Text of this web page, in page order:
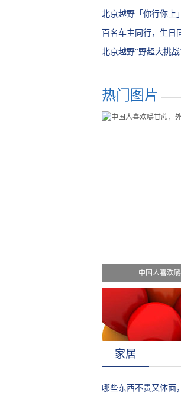
力圈粉
北京越野「你行你上
开野
百名车主同行，生日
美收官
北京越野“野超大挑
热门图片
中国人喜欢
家居
哪些东西不贵又体面